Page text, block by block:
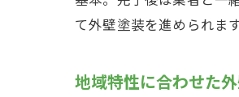
て外壁塗装を進められます
地域特性に合わせた